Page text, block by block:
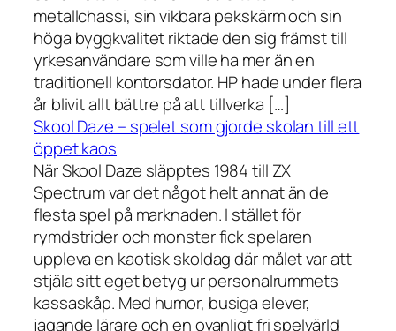
metallchassi, sin vikbara pekskärm och sin
höga byggkvalitet riktade den sig främst till
yrkesanvändare som ville ha mer än en
traditionell kontorsdator. HP hade under flera
år blivit allt bättre på att tillverka […]
Skool Daze – spelet som gjorde skolan till ett
öppet kaos
När Skool Daze släpptes 1984 till ZX
Spectrum var det något helt annat än de
flesta spel på marknaden. I stället för
rymdstrider och monster fick spelaren
uppleva en kaotisk skoldag där målet var att
stjäla sitt eget betyg ur personalrummets
kassaskåp. Med humor, busiga elever,
jagande lärare och en ovanligt fri spelvärld